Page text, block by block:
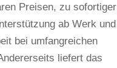
Preisen, zu sofortiger
ab Werk und
bei umfangreichen
liefert das